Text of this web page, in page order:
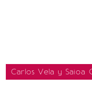
Carlos Vela y Saioa